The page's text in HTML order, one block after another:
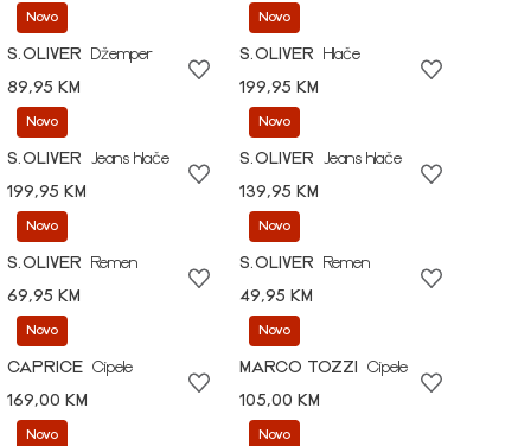
Novo
S.OLIVER
Džemper
89,95 KM
Novo
S.OLIVER
Hlače
199,95 KM
Novo
S.OLIVER
Jeans hlače
199,95 KM
Novo
S.OLIVER
Jeans hlače
139,95 KM
Novo
S.OLIVER
Remen
69,95 KM
Novo
S.OLIVER
Remen
49,95 KM
Novo
CAPRICE Cipele
169,00 KM
Novo
MARCO TOZZI
Cipele
105,00 KM
Novo Novo